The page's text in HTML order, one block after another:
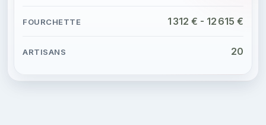
1 312 € - 12 615 €
20